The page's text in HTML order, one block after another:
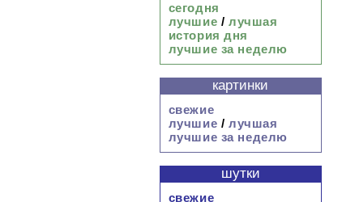
сегодня
лучшие / лучшая
история дня
лучшие за неделю
картинки
свежие
лучшие / лучшая
лучшие за неделю
шутки
свежие